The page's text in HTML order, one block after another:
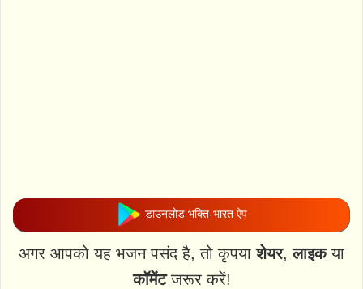
डाउनलोड भक्ति-भारत ऐप
अगर आपको यह भजन पसंद है, तो कृपयाशेयर,लाइकया
कॉमेंटजरूर करें!